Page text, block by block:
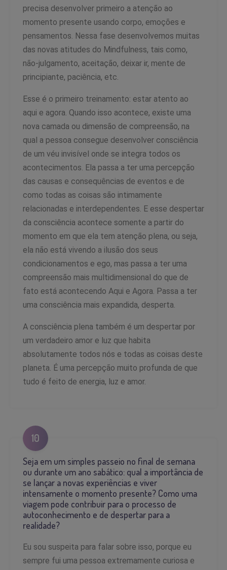
precisa desenvolver primeiro a atenção ao
momento presente usando corpo, emoções e
pensamentos. Nessa fase desenvolvemos muitas
das novas atitudes do Mindfulness, tais como,
não-julgamento, aceitação, deixar ir, mente de
principiante, paciência, etc.
Esse é o primeiro treinamento: estar atento ao
aqui e agora. Quando isso acontece, existe uma
nova camada ou dimensão de compreensão, na
qual a pessoa consegue desenvolver consciência
de um véu invisível onde se integra todos os
acontecimentos. Ela passa a ter uma percepção
das causas e consequências de eventos e de
como todas as coisas são intimamente
relacionadas e interdependentes. E esse despertar
da consciência acontece somente a partir do
momento em que ela tem atenção plena, ou seja,
ela não está vivendo a ilusão dos seus
condicionamentos e ego, mas passa a ter uma
compreensão mais multidimensional do que de
fato está acontecendo Aqui e Agora. Passa a ter
uma consciência mais expandida, desperta.
A consciência plena também é um despertar por
um verdadeiro amor e luz que habita
absolutamente todos nós e todas as coisas deste
planeta. É uma percepção muito profunda de que
tudo é feito de energia, luz e amor.
10
Seja em um simples passeio no final de semana
ou durante um ano sabático: qual a importância de
se lançar a novas experiências e viver
intensamente o momento presente? Como uma
viagem pode contribuir para o processo de
autoconhecimento e de despertar para a
realidade?
Eu sou suspeita para falar sobre isso, porque eu
sempre fui uma pessoa extremamente curiosa e